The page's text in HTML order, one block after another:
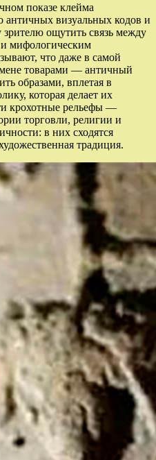
показе клейма
античных визуальных кодов и
ощутить связь между
мифологическим
что даже в самой
товарами — античный
образами, вплетая в
которая делает их
крохотные рельефы —
торговли, религии и
в них сходятся
традиция.